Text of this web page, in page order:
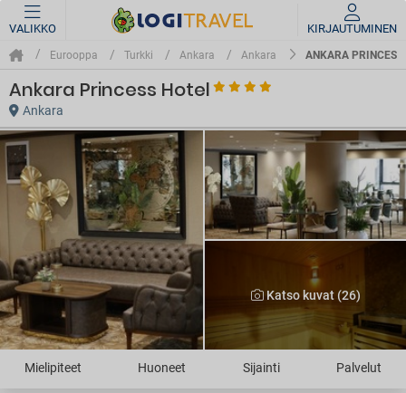
VALIKKO KIRJAUTUMINEN
Eurooppa Turkki Ankara Ankara ANKARA PRINCESS
Ankara Princess Hotel
Ankara
Katso kuvat (26)
Mielipiteet Huoneet Sijainti Palvelut